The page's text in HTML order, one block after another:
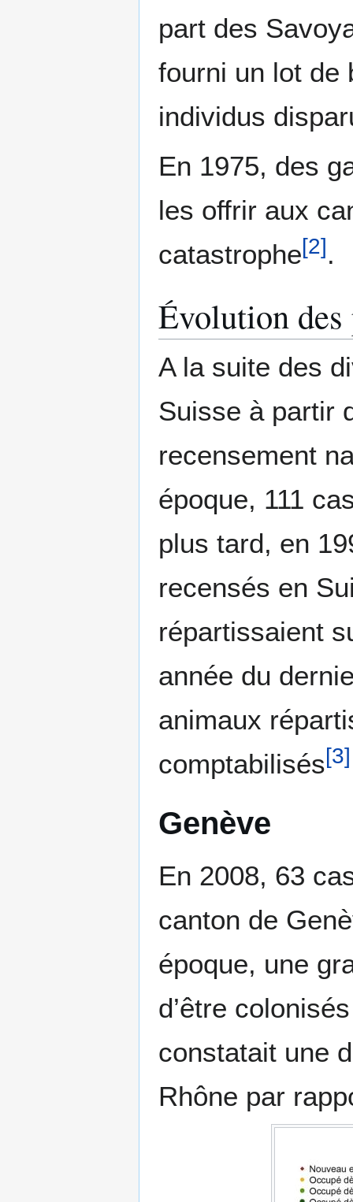
part des
fourni un lot de
individus
En 1975, des
les offrir aux
catastrophe[2].
Évolution
A la suite des
Suisse à partir
recensement
époque, 111
plus tard, en
recensés en
répartissaient
année du
animaux
comptabilisés[3]
Genève
En 2008, 63
canton de
époque, une
d’être
constatait une
Rhône par